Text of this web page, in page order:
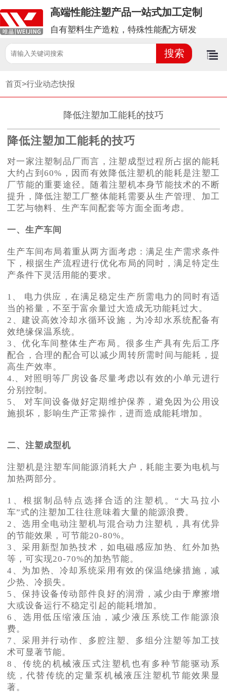
高端性能注塑产品一站式加工定制
自有塑料生产造粒，特殊性能配方研发
首页>行业动态快报
降低注塑加工能耗的技巧
降低注塑加工能耗的技巧
对一家注塑制品厂而言，注塑成型过程所占据的能耗
大约占到60%，因而有效降低注塑机的能耗是注塑工
厂节能的重要途径。随着注塑机本身节能技术的不断
提升，降低注塑工厂整体能耗需要从生产管理、加工
工艺与物料、生产车间配套等方面全面考虑。
一、生产车间
生产车间布局着重从两方面考虑：满足生产需求条件
下，根据生产流程进行优化布局的同时，满足特定生
产条件下灵活用能的要求。
1、 电力供应，在满足稳定生产所需电力的同时有适
当的裕量，不至于富余量过大造成无功能耗过大。
2、建设高效冷却水循环设施，为冷却水系统配备有
效绝缘保温系统。
3、优化车间整体生产布局。很多生产具有先后工序
配合，合理的配合可以减少周转所需时间与能耗，提
高生产效率。
4.、对照明等厂房设备尽量考虑以有效的小单元进行
分别控制。
5、 对车间设备做好定期维护保养，避免因为公用设
施损坏，影响生产正常操作，进而造成能耗增加。
二、 注塑成型机
注塑机是注塑车间能源消耗大户，耗能主要为电机与
加热两部分。
1、根据制品特点选择合适的注塑机。“大马拉小
车”式的注塑加工往往意味着大量的能源浪费。
2、选用全电动注塑机与混合动力注塑机，具有优异
的节能效果，可节能20-80%。
3、采用新型加热技术，如电磁感应加热、红外加热
等，可实现20-70%的加热节能。
4、为加热、冷却系统采用有效的保温绝缘措施，减
少热、冷损失。
5、保持设备传动部件良好的润滑，减少由于摩擦增
大或设备运行不稳定引起的能耗增加。
6、选用低压缩液压油，减少液压系统工作能源浪
费。
7、采用并行动作、多腔注塑、多组分注塑等加工技
术可显著节能。
8、传统的机械液压式注塑机也有多种节能驱动系
统，代替传统的定量泵机械液压注塑机节能效果显
著。